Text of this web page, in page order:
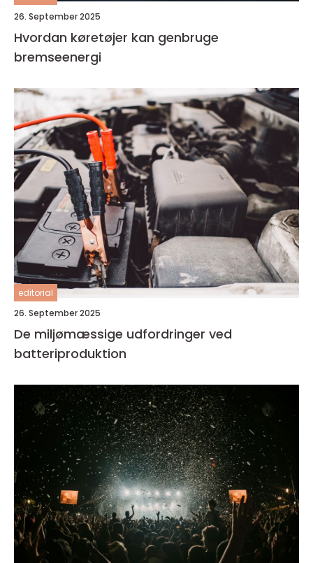
26. September 2025
Hvordan køretøjer kan genbruge
bremseenergi
editorial
26. September 2025
De miljømæssige udfordringer ved
batteriproduktion